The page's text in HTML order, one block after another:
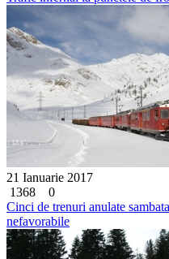
21 Ianuarie 2017
1368
0
Cinci de trenuri anulate
nefavorabile